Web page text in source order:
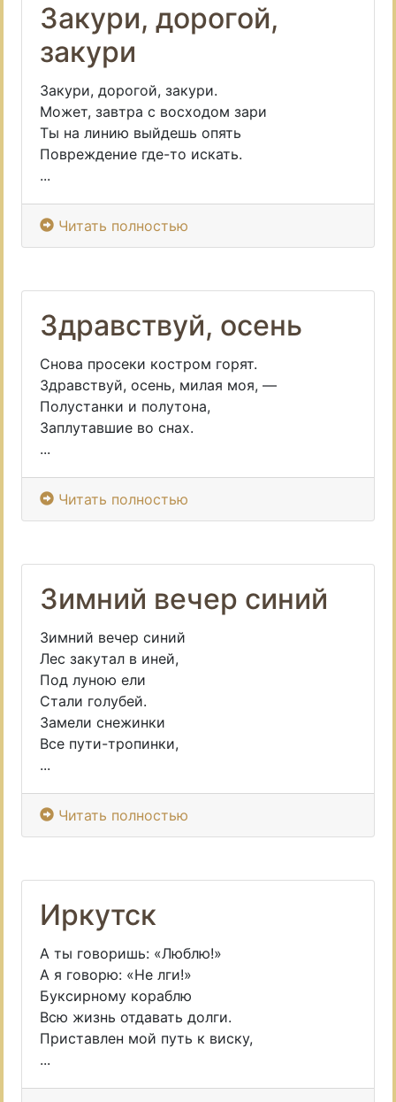
Закури, дорогой,
закури
Закури, дорогой, закури.
Может, завтра с восходом зари
Ты на линию выйдешь опять
Повреждение где-то искать.
...
Читать полностью
Здравствуй, осень
Снова просеки костром горят.
Здравствуй, осень, милая моя, —
Полустанки и полутона,
Заплутавшие во снах.
...
Читать полностью
Зимний вечер синий
Зимний вечер синий
Лес закутал в иней,
Под луною ели
Стали голубей.
Замели снежинки
Все пути-тропинки,
...
Читать полностью
Иркутск
А ты говоришь: «Люблю!»
А я говорю: «Не лги!»
Буксирному кораблю
Всю жизнь отдавать долги.
Приставлен мой путь к виску,
...